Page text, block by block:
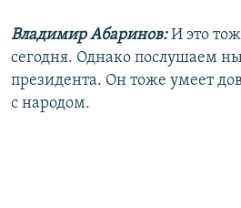
Владимир Абаринов:И это
сегодня. Однако послушаем
президента. Он тоже умеет
с народом.